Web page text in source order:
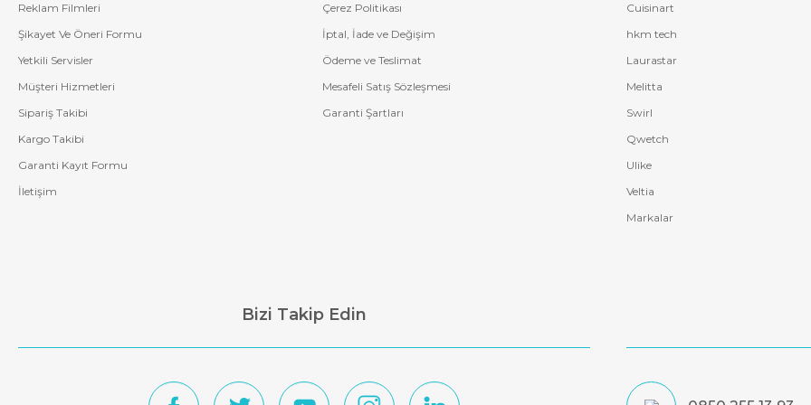
Reklam Filmleri
Şikayet Ve Öneri Formu
Yetkili Servisler
Müşteri Hizmetleri
Sipariş Takibi
Kargo Takibi
Garanti Kayıt Formu
İletişim
Çerez Politikası
İptal, İade ve Değişim
Ödeme ve Teslimat
Mesafeli Satış Sözleşmesi
Garanti Şartları
Cuisinart
hkm tech
Laurastar
Melitta
Swirl
Qwetch
Ulike
Veltia
Markalar
Bizi Takip Edin